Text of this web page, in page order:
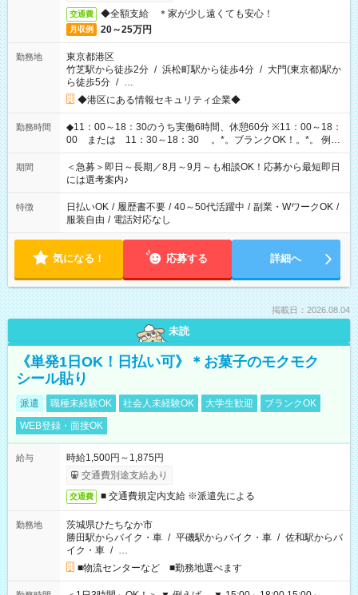
交通費 ◆全額支給 ＊家が少し遠くても安心！
月収例 20～25万円
勤務地
東京都港区
竹芝駅から徒歩2分 / 浜松町駅から徒歩4分 / 大門(東京都)駅か
ら徒歩5分 / …
◆港区にある情報セキュリティ企業◆
勤務時間
◆11：00～18：30のうち実働6時間、休憩60分 ※11：00～18：
00 または 11：30～18：30 。*。ブランクOK！。*。 例え
ば前職が、 在宅/財団法人/事務/コールセンター/受付/販売/カフェ
スタッフ スイーツ販売/ホテルフロント/化粧品販売/など 様々な
業界から入社して活躍されています♪
期間
＜急募＞即日～長期／8月～9月～も相談OK！応募から最短即日
には選考案内♪
特徴 日払いOK / 履歴書不要 / 40～50代活躍中 / 副業・WワークOK /
服装自由 / 電話対応なし
気になる！ 応募する 詳細へ
掲載日：2026.08.04
未読
《単発1日OK！日払い可》＊お菓子のモクモク
シール貼り
派遣 職種未経験OK 社会人未経験OK 大学生歓迎
ブランクOK
WEB登録・面接OK
給与
時給1,500円～1,875円
交通費別途支給あり
交通費 ■ 交通費規定内支給 ※派遣先による
勤務地
茨城県ひたちなか市
勝田駅からバイク・車 / 平磯駅からバイク・車 / 佐和駅からバ
イク・車 / …
■物流センターなど ■勤務地選べます